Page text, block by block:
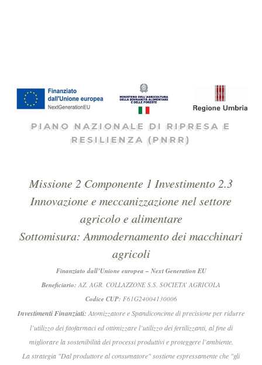
PIANO NAZIONALE DI RIPRESA E
RESILIENZA (PNRR)
Missione 2 Componente 1 Investimento 2.3
Innovazione e meccanizzazione nel settore
agricolo e alimentare
Sottomisura: Ammodernamento dei macchinari
agricoli
Finanziato dall’Unione europea – Next Generation EU
Beneficiario: AZ. AGR. COLLAZZONE S.S. SOCIETA’ AGRICOLA
Codice CUP: F61G24004130006
Investimenti Finanziati: Atomizzatore e Spandiconcime di precisione per ridurre
l’utilizzo dei fitofarmaci ed ottimizzare l’utilizzo dei fertilizzanti, al fine di
migliorare la sostenibilità dei processi produttivi e proteggere l’ambiente.
La strategia "Dal produttore al consumatore" sostiene espressamente che "gli